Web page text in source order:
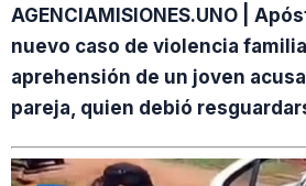
AGENCIAMISIONES.UNO |
nuevo caso de violencia
aprehensión de un joven
pareja, quien debió